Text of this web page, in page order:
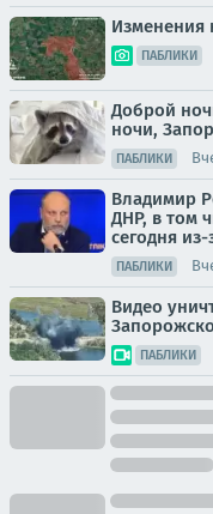
Изменения
ПАБЛИКИ
Доброй
ночи,
ПАБЛИКИ
Владимир
ДНР, в том
сегодня
ПАБЛИКИ
Видео
ПАБЛИКИ